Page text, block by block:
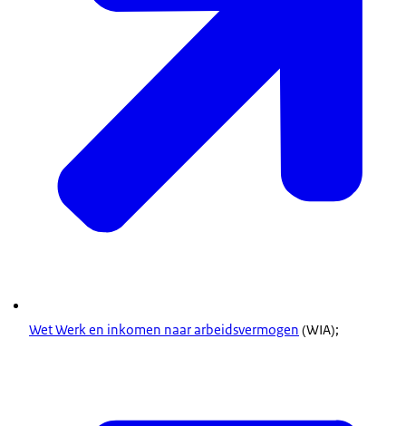
Wet Werk en inkomen naar arbeidsvermogen (WIA);